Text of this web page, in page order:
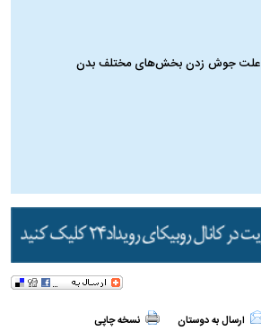
علت جوش زدن بخش‌های مختلف بدن
ارسال به دوستان نسخه چاپی